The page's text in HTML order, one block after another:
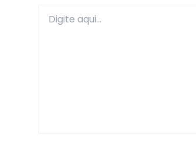
aqui...